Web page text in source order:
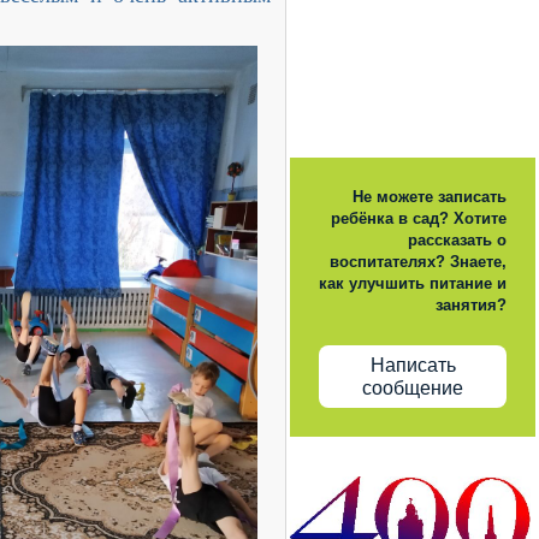
Не можете записать
ребёнка в сад? Хотите
рассказать о
воспитателях? Знаете,
как улучшить питание и
занятия?
Написать
сообщение